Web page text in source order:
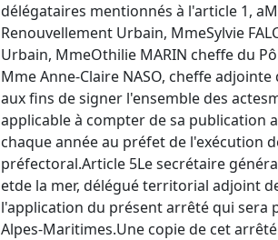
délégataires mentionnés à l'article 1,
Renouvellement Urbain, MmeSylvie
Urbain, MmeOthilie MARIN cheffe du
Mme Anne-Claire NASO, cheffe
aux fins de signer l'ensemble des
applicable à compter de sa publication
chaque année au préfet de l'exécution
préfectoral.Article 5Le secrétaire
etde la mer, délégué territorial adjoint
l'application du présent arrêté qui sera
Alpes-Maritimes.Une copie de cet